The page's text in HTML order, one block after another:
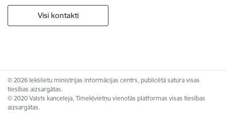
Visi kontakti
© 2026 Iekšlietu ministrijas informācijas centrs, publicētā satura visas
tiesības aizsargātas.
© 2020 Valsts kanceleja, Tīmekļvietņu vienotās platformas visas tiesības
aizsargātas.